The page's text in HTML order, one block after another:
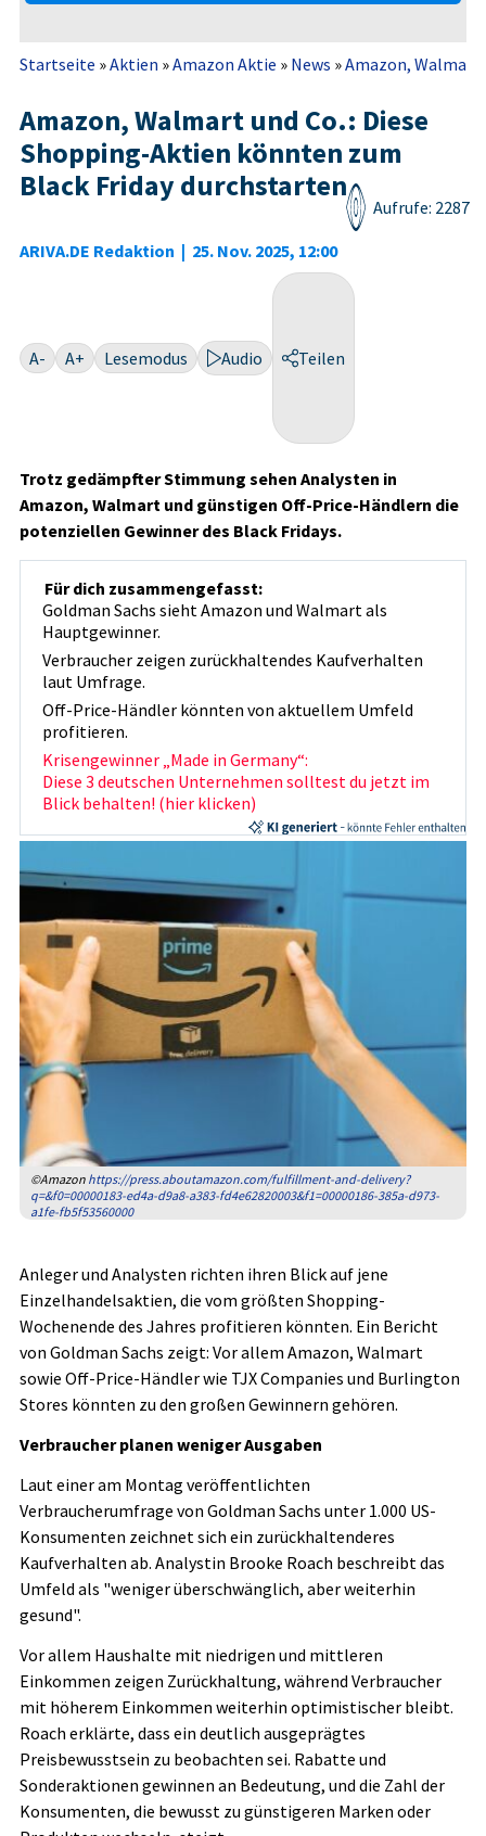
Startseite »Aktien »Amazon Aktie » News »Amazon, Walmart
Amazon, Walmart und Co.: Diese
Shopping-Aktien könnten zum
Black Friday durchstarten
ARIVA.DE Redaktion | 25. Nov. 2025, 12:00
Aufrufe: 2287
A- A+ Lesemodus Audio Teilen
Trotz gedämpfter Stimmung sehen Analysten in
Amazon, Walmart und günstigen Off-Price-Händlern die
potenziellen Gewinner des Black Fridays.
Für dich zusammengefasst:
Goldman Sachs sieht Amazon und Walmart als
Hauptgewinner.
Verbraucher zeigen zurückhaltendes Kaufverhalten
laut Umfrage.
Off-Price-Händler könnten von aktuellem Umfeld
profitieren.
Krisengewinner „Made in Germany“:
Diese 3 deutschen Unternehmen solltest du jetzt im
Blick behalten! (hier klicken)
©Amazon https://press.aboutamazon.com/fulfillment-and-delivery?
q=&f0=00000183-ed4a-d9a8-a383-fd4e62820003&f1=00000186-385a-d973-
a1fe-fb5f53560000
Anleger und Analysten richten ihren Blick auf jene
Einzelhandelsaktien, die vom größten Shopping-
Wochenende des Jahres profitieren könnten. Ein Bericht
von Goldman Sachs zeigt: Vor allem Amazon, Walmart
sowie Off-Price-Händler wie TJX Companies und Burlington
Stores könnten zu den großen Gewinnern gehören.
Verbraucher planen weniger Ausgaben
Laut einer am Montag veröffentlichten
Verbraucherumfrage von Goldman Sachs unter 1.000 US-
Konsumenten zeichnet sich ein zurückhaltenderes
Kaufverhalten ab. Analystin Brooke Roach beschreibt das
Umfeld als "weniger überschwänglich, aber weiterhin
gesund".
Vor allem Haushalte mit niedrigen und mittleren
Einkommen zeigen Zurückhaltung, während Verbraucher
mit höherem Einkommen weiterhin optimistischer bleibt.
Roach erklärte, dass ein deutlich ausgeprägtes
Preisbewusstsein zu beobachten sei. Rabatte und
Sonderaktionen gewinnen an Bedeutung, und die Zahl der
Konsumenten, die bewusst zu günstigeren Marken oder